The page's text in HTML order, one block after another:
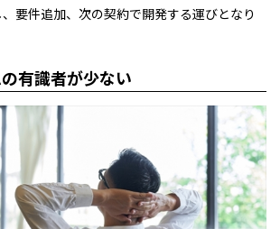
要件追加、次の契約で開発する運びとなり
有識者が少ない